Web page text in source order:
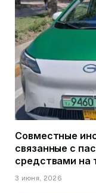
Совместные
связанные с
средствами на
3 июня, 2026